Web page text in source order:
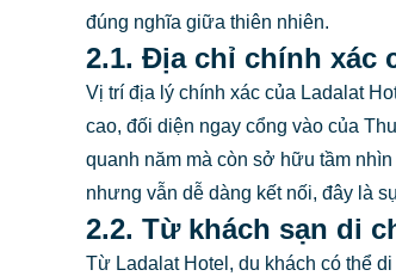
đúng nghĩa giữa thiên nhiên.
2.1. Địa chỉ chính xác
Vị trí địa lý chính xác của Ladalat
cao, đối diện ngay cổng vào của
quanh năm mà còn sở hữu tầm
nhưng vẫn dễ dàng kết nối, đây là
2.2. Từ khách sạn di
Từ Ladalat Hotel, du khách có thể